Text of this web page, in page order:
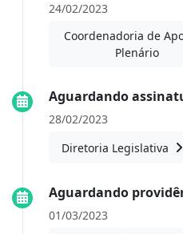
24/02/2023
Coordenadoria de
Plenário
Aguardando
28/02/2023
Diretoria Legislativa
Aguardando
01/03/2023